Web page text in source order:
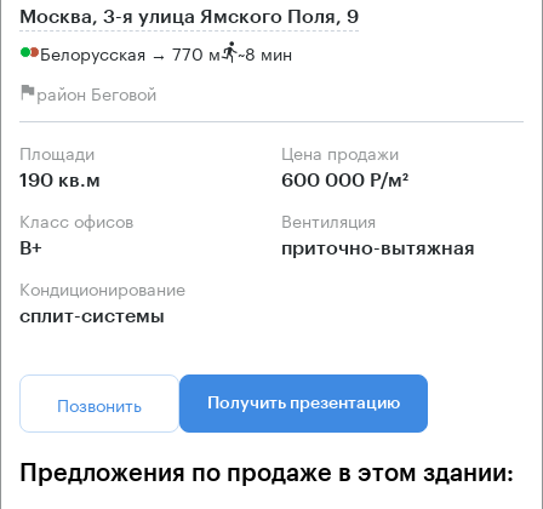
Москва, 3-я улица Ямского Поля, 9
Белорусская → 770 м ~8 мин
район Беговой
Площади
190 кв.м
Цена продажи
600 000 Р/м²
Класс офисов
B+
Вентиляция
приточно-вытяжная
Кондиционирование
сплит-системы
Позвонить Получить презентацию
Предложения по продаже в этом здании: